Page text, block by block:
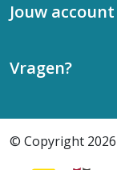
Jouw account
Vragen?
© Copyright